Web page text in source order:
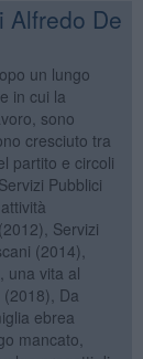
Alfredo De
un lungo
in cui la
sono
cresciuto tra
partito e circoli
Pubblici
Servizi
(2014),
una vita al
Da
ebrea
mancato,